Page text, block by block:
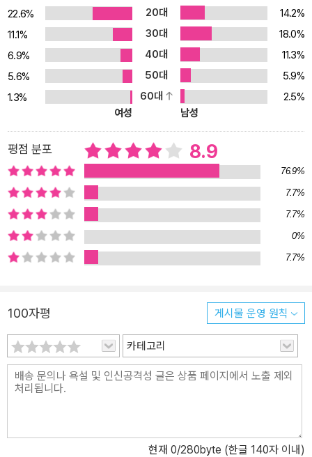
22.6%
20대
14.2%
11.1%
30대
18.0%
6.9%
40대
11.3%
5.6%
50대
5.9%
1.3%
60대
2.5%
여성
남성
평점 분포 8.9
76.9%
7.7%
7.7%
0%
7.7%
100자평 게시물 운영 원칙
카테고리
현재 0/280byte (한글 140자 이내)